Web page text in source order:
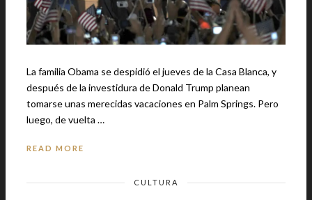
La familia Obama se despidió el jueves de la Casa Blanca, y
después de la investidura de Donald Trump planean
tomarse unas merecidas vacaciones en Palm Springs. Pero
luego, de vuelta …
READ MORE
CULTURA